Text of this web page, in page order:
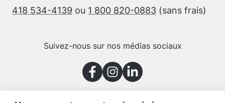
418 534-4139 ou 1 800 820-0883 (sans frais)
Suivez-nous sur nos médias sociaux